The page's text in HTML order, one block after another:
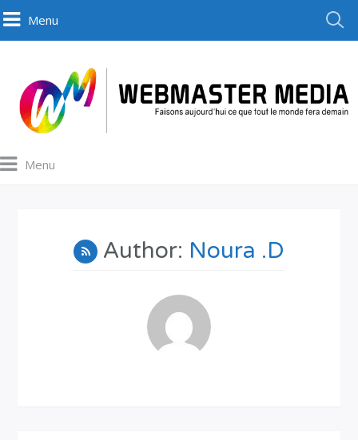
Menu
Menu
Author: Noura .D